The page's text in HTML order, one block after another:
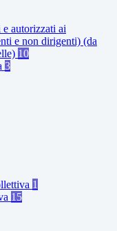
autorizzati ai
e non dirigenti) (da
10
3
1
15